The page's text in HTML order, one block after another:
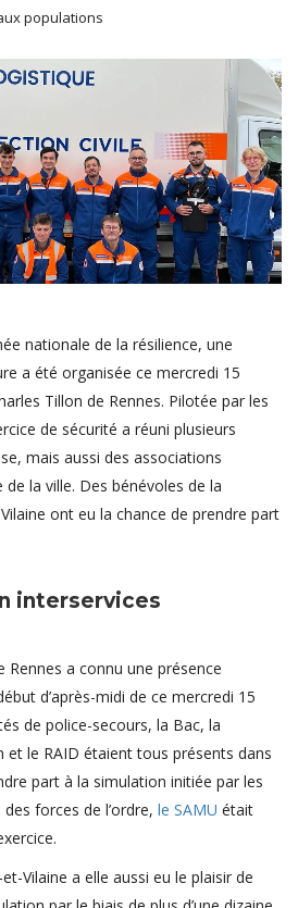
populations
nationale de la résilience, une
a été organisée ce mercredi 15
Tillon de Rennes. Pilotée par les
de sécurité a réuni plusieurs
mais aussi des associations
la ville. Des bénévoles de la
ont eu la chance de prendre part
interservices
Rennes a connu une présence
d’après-midi de ce mercredi 15
de police-secours, la Bac, la
et le RAID étaient tous présents dans
part à la simulation initiée par les
des forces de l’ordre, le SAMU était
Vilaine a elle aussi eu le plaisir de